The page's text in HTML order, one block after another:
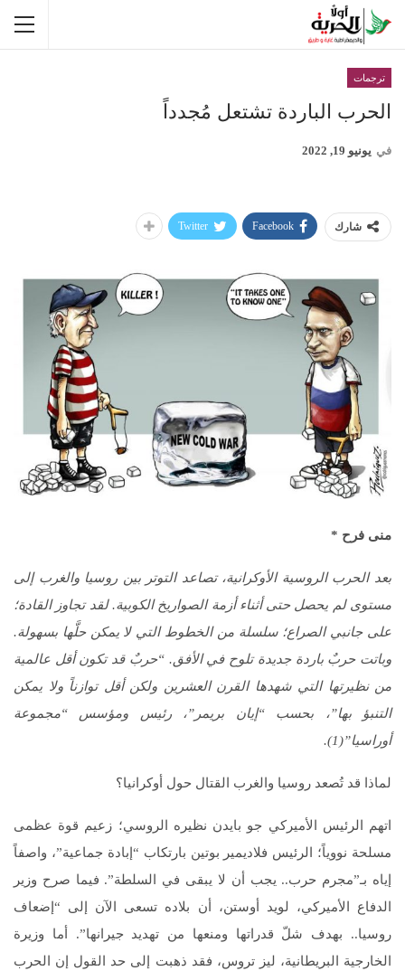
ترجمات
الحرب الباردة تشتعل مُجدداً
في يونيو 19, 2022
شارك Facebook
Twitter
منى فرح *
بعد الحرب الروسية الأوكرانية، تصاعد التوتر بين روسيا والغرب إلى
مستوى لم يحصل حتى أثناء أزمة الصواريخ الكوبية. لقد تجاوز القادة؛
على جانبي الصراع؛ سلسلة من الخطوط التي لا يمكن حلَّها بسهولة.
وباتت حربٌ باردة جديدة تلوح في الأفق. “حربٌ قد تكون أقل عالمية
من نظيرتها التي شهدها القرن العشرين ولكن أقل توازناً ولا يمكن
التنبؤ بها”، بحسب “إيان بريمر”، رئيس ومؤسس “مجموعة
أوراسيا”(1).
لماذا قد تُصعد روسيا والغرب القتال حول أوكرانيا؟
اتهم الرئيس الأميركي جو بايدن نظيره الروسي؛ زعيم قوة عظمى
مسلحة نووياً؛ الرئيس فلاديمير بوتين بارتكاب “إبادة جماعية”، واصفاً
إياه بـ”مجرم حرب.. يجب أن لا يبقى في السلطة”. فيما صرح وزير
الدفاع الأميركي، لويد أوستن، أن بلاده تسعى الآن إلى “إضعاف
روسيا.. بهدف شلّ قدراتها ومنعها من تهديد جيرانها”. أما وزيرة
الخارجية البريطانية، ليز تروس، فقد ذهبت إلى حد القول إن الحرب